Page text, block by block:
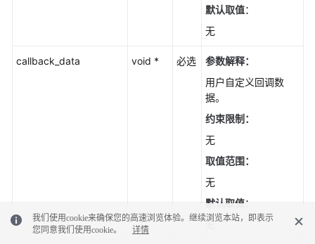
默认取值：
无
callback_data void * 必选
参数解释：
用户自定义回调数
据。
约束限制：
无
取值范围：
无
默认取值：
无
我们使用cookie来确保您的高速浏览体验。继续浏览本站，即表示
您同意我们使用cookie。
详情